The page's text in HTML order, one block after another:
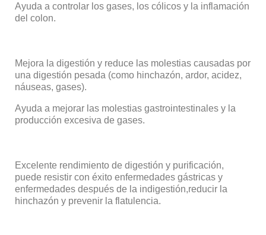
Ayuda a controlar los gases, los cólicos y la inflamación
del colon.
Mejora la digestión y reduce las molestias causadas por
una digestión pesada (como hinchazón, ardor, acidez,
náuseas, gases).
Ayuda a mejorar las molestias gastrointestinales y la
producción excesiva de gases.
Excelente rendimiento de digestión y purificación,
puede resistir con éxito enfermedades gástricas y
enfermedades después de la indigestión,reducir la
hinchazón y prevenir la flatulencia.